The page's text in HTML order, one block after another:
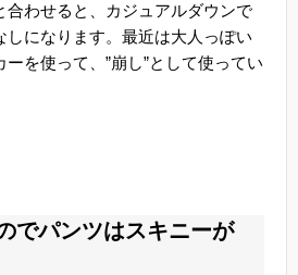
合わせると、カジュアルダウンで
しになります。最近は大人っぽい
を使って、”崩し”として使ってい
でパンツはスキニーが